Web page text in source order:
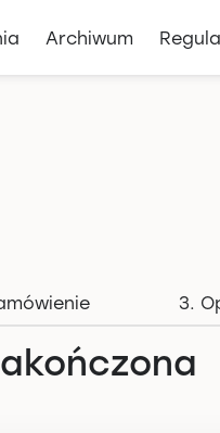
Archiwum
3.